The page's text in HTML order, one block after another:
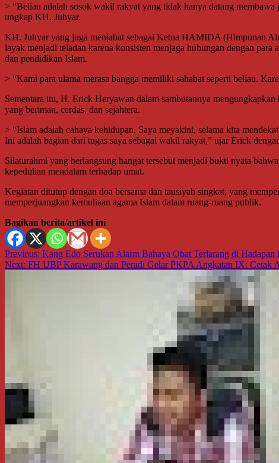
> “Beliau adalah sosok wakil rakyat yang tidak hanya datang
ungkap KH. Juhyar.
KH. Juhyar yang juga menjabat sebagai Ketua HAMIDA (Himpunan
layak menjadi teladan karena konsisten menjaga hubungan dengan
dan pendidikan Islam.
> “Kami para ulama merasa bangga memiliki sahabat seperti beliau.
Sementara itu, H. Erick Heryawan dalam sambutannya
yang beriman, cerdas, dan sejahtera.
> “Islam adalah cahaya kehidupan. Saya meyakini, selama kita
Ini adalah bagian dari tugas saya sebagai wakil rakyat,” ujar Erick
Silaturahmi yang berlangsung hangat tersebut menjadi bukti nyata
kepedulian mendalam terhadap umat.
Kegiatan ditutup dengan doa bersama dan tausiyah singkat, yang
memperjuangkan kemuliaan agama Islam dalam ruang-ruang publik.
Bagikan berita/artikel ini
Navigasi
pos
Previous: Kang Edo Serukan Alarm Bahaya Obat Terlarang di
Next: FH UBP Karawang dan Peradi Gelar PKPA Angkatan IX: Cetak